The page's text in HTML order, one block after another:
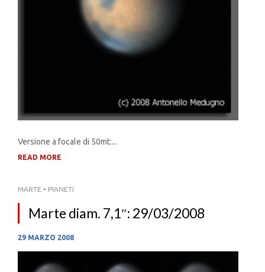
Versione a focale di 50mt:...
READ MORE
MARTE • PIANETI
Marte diam. 7,1″: 29/03/2008
29 MARZO 2008